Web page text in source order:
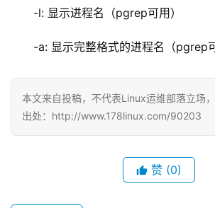
-l: 显示进程名（pgrep可用）
-a: 显示完整格式的进程名（pgrep
本文来自投稿，不代表Linux运维部落立场
出处：http://www.178linux.com/90203
赞 (0)